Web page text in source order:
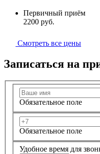
Первичный приём
2200 руб.
Смотреть все цены
Записаться на
Обязательное поле
Обязательное поле
Удобное время для